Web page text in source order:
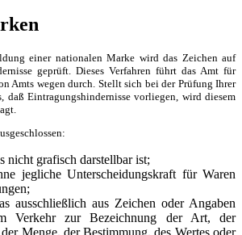
einer nationalen Marke wird das Zeichen auf
geprüft. Dieses Verfahren führt das Amt für
Amts wegen durch. Stellt sich bei der Prüfung Ihrer
daß Eintragungshindernisse vorliegen, wird diesem
nicht grafisch darstellbar ist;
jegliche Unterscheidungskraft für Waren
ausschließlich aus Zeichen oder Angaben
Verkehr zur Bezeichnung der Art, der